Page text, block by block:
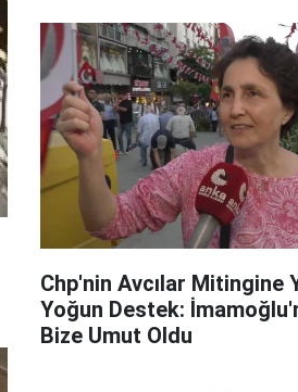
Chp'nin Avcılar Mitingine
Yoğun Destek:
Bize Umut Oldu